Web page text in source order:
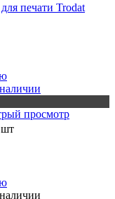
печати Trodat
просмотр